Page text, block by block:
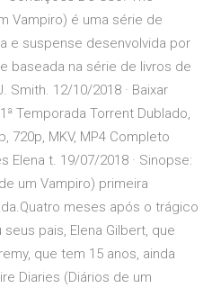
Vampiro) é uma série de
e suspense desenvolvida por
baseada na série de livros de
12/10/2018 · Baixar
Temporada Torrent Dublado,
720p, MKV, MP4 Completo
Elena t. 19/07/2018 · Sinopse:
um Vampiro) primeira
meses após o trágico
pais, Elena Gilbert, que
que tem 15 anos, ainda
Diaries (Diários de um